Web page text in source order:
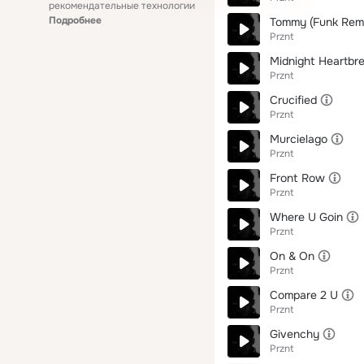
рекомендательные технологии
Подробнее
Tommy (Funk
Prznt
Midnight
Prznt
Crucified
Prznt
Murcielago
Prznt
Front Row
Prznt
Where U Goin
Prznt
On & On
Prznt
Compare 2 U
Prznt
Givenchy
Prznt